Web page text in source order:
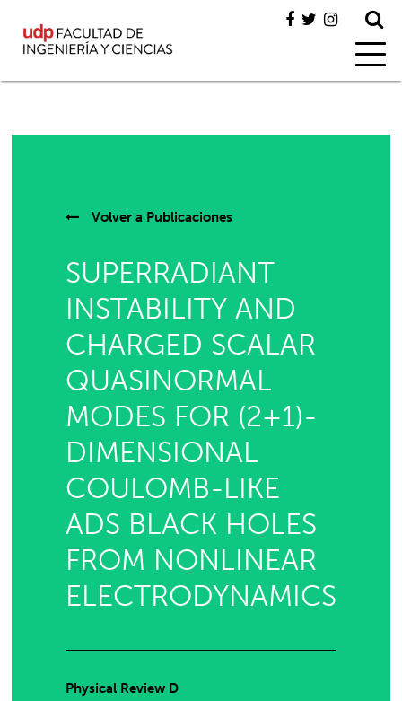
Volver a Publicaciones
SUPERRADIANT
INSTABILITY AND
CHARGED SCALAR
QUASINORMAL
MODES FOR (2+1)-
DIMENSIONAL
COULOMB-LIKE
ADS BLACK HOLES
FROM NONLINEAR
ELECTRODYNAMICS
Physical Review D